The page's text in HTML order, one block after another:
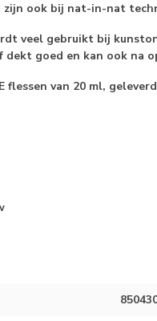
ook bij nat-in-nat
veel gebruikt bij
dekt goed en kan ook na
flessen van 20 ml,